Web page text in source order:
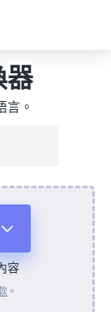
器
言。
容
。